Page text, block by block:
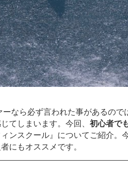
なら必ず言われた事があるので
てしまいます。今回、 初心者で
ンスクール』についてご紹介。
にもオススメです。